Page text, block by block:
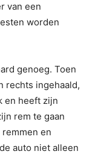
van een
worden
genoeg. Toen
rechts ingehaald,
en heeft zijn
rem te gaan
en
auto niet alleen